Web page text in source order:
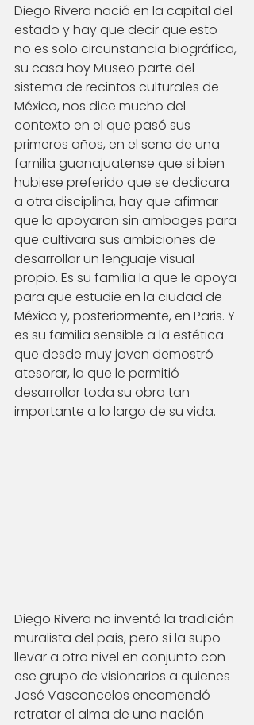
Diego Rivera nació en la capital del
estado y hay que decir que esto
no es solo circunstancia biográfica,
su casa hoy Museo parte del
sistema de recintos culturales de
México, nos dice mucho del
contexto en el que pasó sus
primeros años, en el seno de una
familia guanajuatense que si bien
hubiese preferido que se dedicara
a otra disciplina, hay que afirmar
que lo apoyaron sin ambages para
que cultivara sus ambiciones de
desarrollar un lenguaje visual
propio. Es su familia la que le apoya
para que estudie en la ciudad de
México y, posteriormente, en Paris. Y
es su familia sensible a la estética
que desde muy joven demostró
atesorar, la que le permitió
desarrollar toda su obra tan
importante a lo largo de su vida.
Diego Rivera no inventó la tradición
muralista del país, pero sí la supo
llevar a otro nivel en conjunto con
ese grupo de visionarios a quienes
José Vasconcelos encomendó
retratar el alma de una nación